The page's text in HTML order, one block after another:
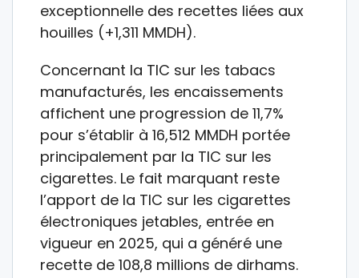
exceptionnelle des recettes liées aux
houilles (+1,311 MMDH).
Concernant la TIC sur les tabacs
manufacturés, les encaissements
affichent une progression de 11,7%
pour s’établir à 16,512 MMDH portée
principalement par la TIC sur les
cigarettes. Le fait marquant reste
l’apport de la TIC sur les cigarettes
électroniques jetables, entrée en
vigueur en 2025, qui a généré une
recette de 108,8 millions de dirhams.